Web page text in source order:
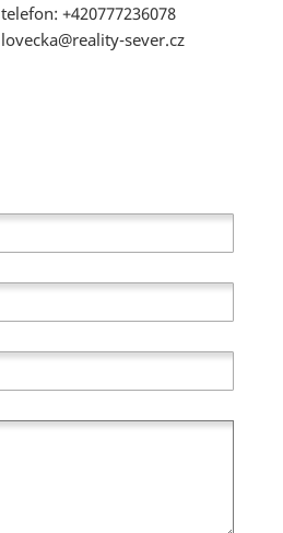
telefon: +420777236078
lovecka@reality-sever.cz